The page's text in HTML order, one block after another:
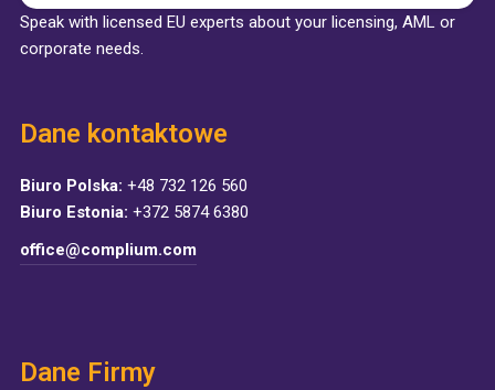
Speak with licensed EU experts about your licensing, AML or
corporate needs.
Dane kontaktowe
Biuro Polska: +48 732 126 560
Biuro Estonia: +372 5874 6380
office@complium.com
Dane Firmy